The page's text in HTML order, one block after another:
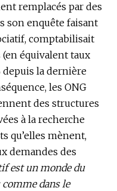
remplacés par des
son enquête faisant
comptabilisait
(en équivalent taux
depuis la dernière
les ONG
des structures
à la recherche
qu’elles mènent,
demandes des
est un monde du
dans le